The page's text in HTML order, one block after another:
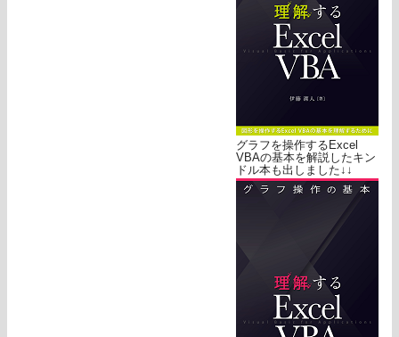
グラフを操作するExcel
VBAの基本を解説したキン
ドル本も出しました↓↓